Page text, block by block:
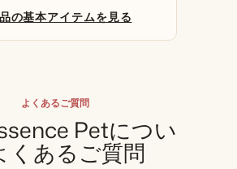
の基本アイテムを見る
よくあるご質問
Petについ
くあるご質問